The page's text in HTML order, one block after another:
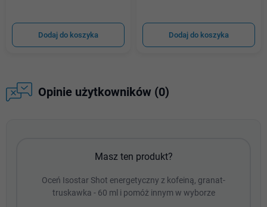
Dodaj do koszyka Dodaj do koszyka
Opinie użytkowników (0)
Masz ten produkt?
Oceń Isostar Shot energetyczny z kofeiną, granat-
truskawka - 60 ml i pomóż innym w wyborze